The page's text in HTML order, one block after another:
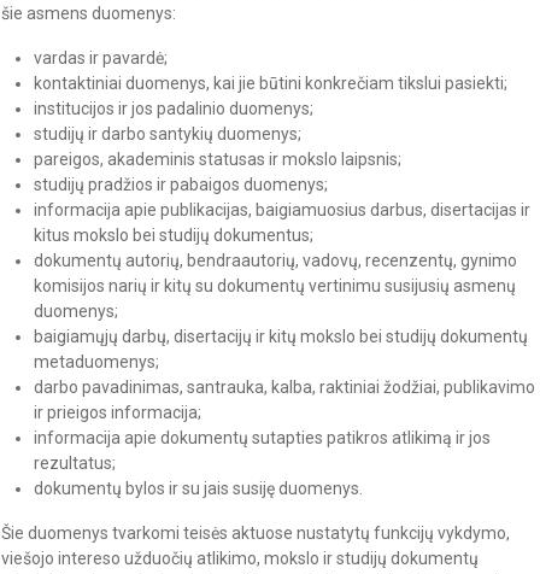
šie asmens duomenys:
vardas ir pavardė;
kontaktiniai duomenys, kai jie būtini konkrečiam tikslui pasiekti;
institucijos ir jos padalinio duomenys;
studijų ir darbo santykių duomenys;
pareigos, akademinis statusas ir mokslo laipsnis;
studijų pradžios ir pabaigos duomenys;
informacija apie publikacijas, baigiamuosius darbus, disertacijas ir
kitus mokslo bei studijų dokumentus;
dokumentų autorių, bendraautorių, vadovų, recenzentų, gynimo
komisijos narių ir kitų su dokumentų vertinimu susijusių asmenų
duomenys;
baigiamųjų darbų, disertacijų ir kitų mokslo bei studijų dokumentų
metaduomenys;
darbo pavadinimas, santrauka, kalba, raktiniai žodžiai, publikavimo
ir prieigos informacija;
informacija apie dokumentų sutapties patikros atlikimą ir jos
rezultatus;
dokumentų bylos ir su jais susiję duomenys.
Šie duomenys tvarkomi teisės aktuose nustatytų funkcijų vykdymo,
viešojo intereso užduočių atlikimo, mokslo ir studijų dokumentų